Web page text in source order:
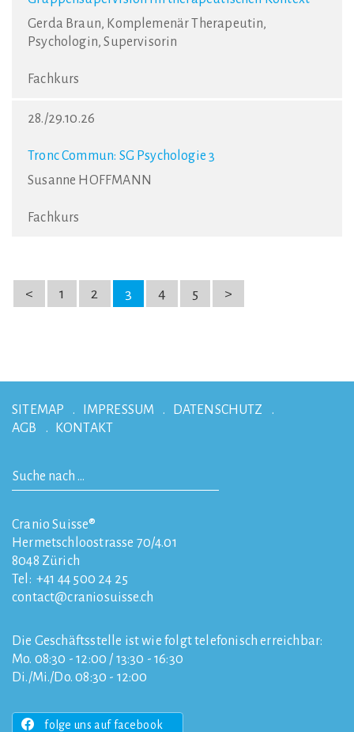
Gerda Braun, Komplemenär Therapeutin,
Psychologin, Supervisorin
Fachkurs
28./29.10.26
Tronc Commun: SG Psychologie 3
Susanne HOFFMANN
Fachkurs
< 1 2 3 4 5 >
SITEMAP IMPRESSUM
DATENSCHUTZ
AGB
KONTAKT
Cranio Suisse®
Hermetschloostrasse 70/4.01
8048 Zürich
Tel: +41 44 500 24 25
contact
craniosuisse.ch
Die Geschäftsstelle ist wie folgt telefonisch erreichbar:
Mo. 08:30 - 12:00 / 13:30 - 16:30
Di./Mi./Do. 08:30 - 12:00
folge uns auf facebook